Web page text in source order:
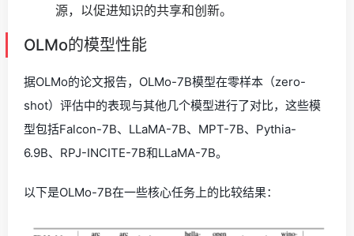
源，以促进知识的共享和创新。
OLMo的模型性能
据OLMo的论文报告，OLMo-7B模型在零样本（zero-
shot）评估中的表现与其他几个模型进行了对比，这些模
型包括Falcon-7B、LLaMA-7B、MPT-7B、Pythia-
6.9B、RPJ-INCITE-7B和LLaMA-7B。
以下是OLMo-7B在一些核心任务上的比较结果：